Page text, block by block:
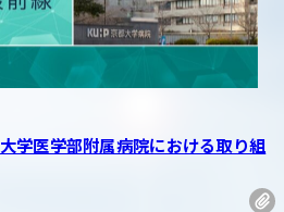
学医学部附属病院における取り組